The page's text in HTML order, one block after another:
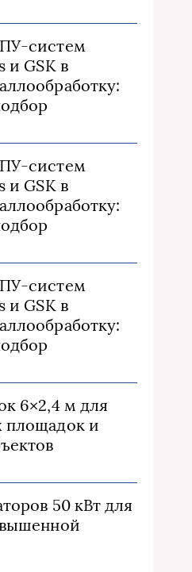
систем
и GSK в
систем
и GSK в
систем
и GSK в
6×2,4 м для
площадок и
50 кВт для